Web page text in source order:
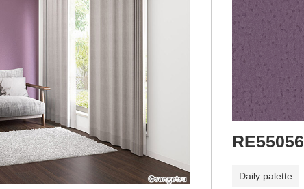
RE55056
Daily palette